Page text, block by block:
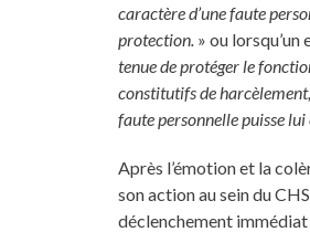
caractère d’une faute
protection. » ou lorsqu’un
tenue de protéger le
constitutifs de
faute personnelle puisse lui
Après l’émotion et la
son action au sein du
déclenchement immédiat